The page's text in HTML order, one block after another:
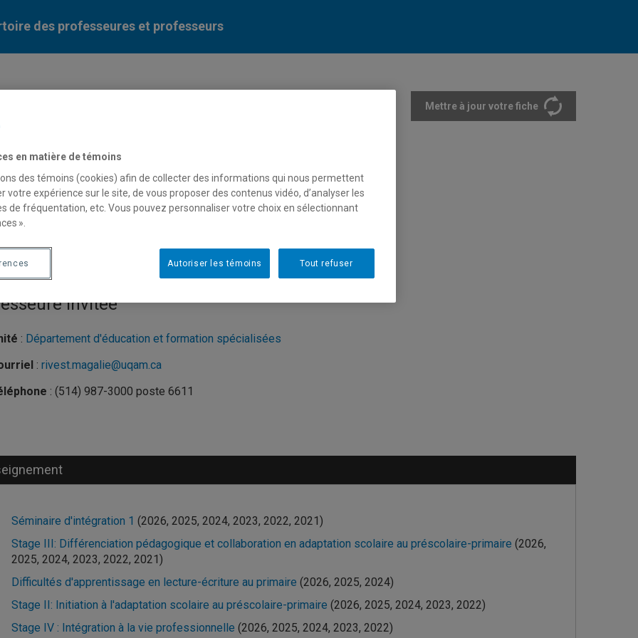
des professeures et professeurs
Mettre à jour votre fiche
Rivest
invitée
: Département d'éducation et formation spécialisées
: rivest.magalie@uqam.ca
: (514) 987-3000 poste 6611
Séminaire d'intégration 1 (2026, 2025, 2024, 2023, 2022, 2021)
Stage III: Différenciation pédagogique et collaboration en adaptation scolaire au préscolaire-primaire (2026,
2025, 2024, 2023, 2022, 2021)
Difficultés d'apprentissage en lecture-écriture au primaire (2026, 2025, 2024)
Stage II: Initiation à l'adaptation scolaire au préscolaire-primaire (2026, 2025, 2024, 2023, 2022)
Stage IV : Intégration à la vie professionnelle (2026, 2025, 2024, 2023, 2022)
en matière de témoins
des témoins (cookies) afin de collecter des informations qui nous permettent
votre expérience sur le site, de vous proposer des contenus vidéo, d’analyser les
de fréquentation, etc. Vous pouvez personnaliser votre choix en sélectionnant
».
Tout refuser
Autoriser les témoins